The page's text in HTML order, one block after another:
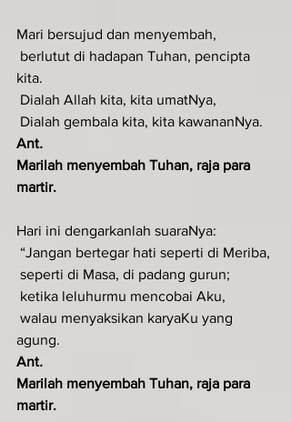
Mari bersujud dan menyembah,
kita.
Dialah Allah kita, kita umatNya,
Dialah gembala kita, kita kawananNya.
Ant.
Marilah menyembah Tuhan, raja para
martir.
Hari ini dengarkanlah suaraNya:
“Jangan bertegar hati seperti di Meriba,
seperti di Masa, di padang gurun;
ketika leluhurmu mencobai Aku,
agung.
Ant.
Marilah menyembah Tuhan, raja para
martir.